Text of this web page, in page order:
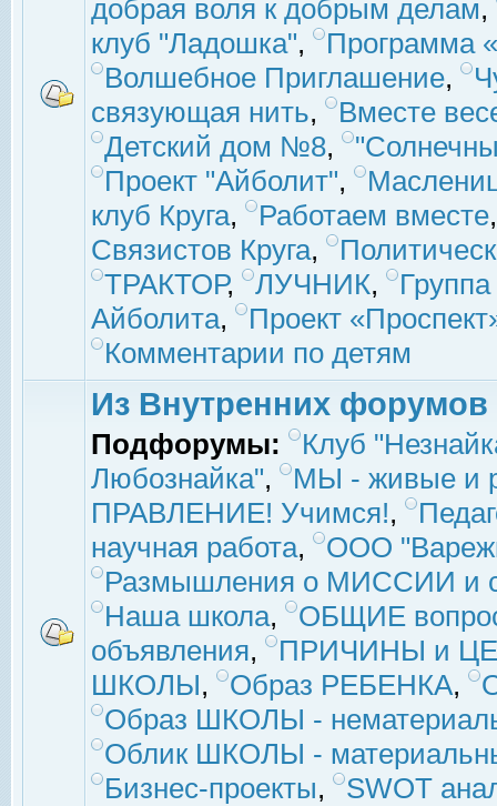
добрая воля к добрым делам,
клуб "Ладошка",
Программа
Волшебное Приглашение,
связующая нить,
Вместе
Детский дом №8,
Проект "Айболит",
клуб Круга, Работаем вместе
Связистов Круга,
ТРАКТОР, ЛУЧНИК,
Айболита,
Проект
Комментарии по детям
Из Внутренних форумов
Подфорумы:
Клуб
Любознайка",
МЫ - живые и
ПРАВЛЕНИЕ! Учимся!,
научная работа,
ООО
Размышления о МИССИИ и
Наша школа,
ОБЩИЕ
объявления,
ПРИЧИНЫ и
ШКОЛЫ, Образ РЕБЕНКА,
Образ ШКОЛЫ -
Облик ШКОЛЫ -
Бизнес-проекты,
SWOT